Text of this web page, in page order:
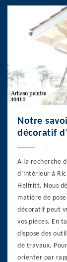
Notre
décoratif
A la recherche
d’intérieur à
Helfritt. Nous
matière de
décoratif peut
vos pièces. En
dispose des
de travaux.
orienter par